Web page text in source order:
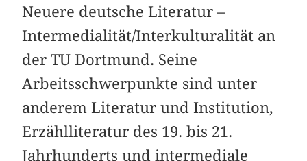
Neuere deutsche Literatur –
Intermedialität/Interkulturalität an
der TU Dortmund. Seine
Arbeitsschwerpunkte sind unter
anderem Literatur und Institution,
Erzählliteratur des 19. bis 21.
Jahrhunderts und intermediale